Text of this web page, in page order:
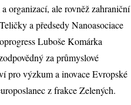
organizací, ale rovněž zahraniční
a předsedy Nanoasociace
Luboše Komárka
za průmyslové
pro výzkum a inovace Evropské
z frakce Zelených.